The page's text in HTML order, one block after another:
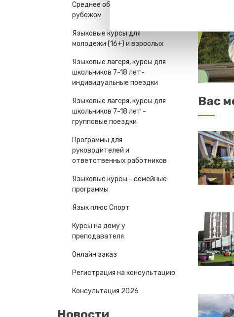
Среднее образование за
рубежом
Языковые курсы для
молодежи (16+) и взрослых
Языковые лагеря, курсы для
школьников 7-18 лет-
индивидуальные поездки
Языковые лагеря, курсы для
школьников 7-18 лет -
групповые поездки
Программы для
руководителей и
ответственных работников
Языковые курсы - семейные
программы
Язык плюс Спорт
Курсы на дому у
преподавателя
Онлайн заказ
Регистрация на консультацию
Консультация 2026
Вас